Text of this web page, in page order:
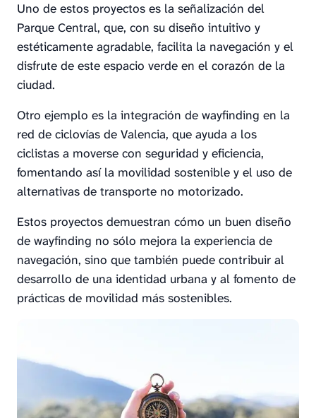
Uno de estos proyectos es la señalización del
Parque Central, que, con su diseño intuitivo y
estéticamente agradable, facilita la navegación y el
disfrute de este espacio verde en el corazón de la
ciudad.
Otro ejemplo es la integración de wayfinding en la
red de ciclovías de Valencia, que ayuda a los
ciclistas a moverse con seguridad y eficiencia,
fomentando así la movilidad sostenible y el uso de
alternativas de transporte no motorizado.
Estos proyectos demuestran cómo un buen diseño
de wayfinding no sólo mejora la experiencia de
navegación, sino que también puede contribuir al
desarrollo de una identidad urbana y al fomento de
prácticas de movilidad más sostenibles.